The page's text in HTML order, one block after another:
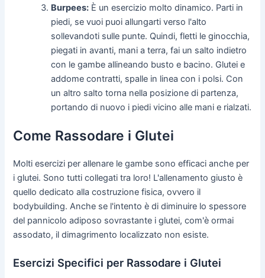
Burpees: È un esercizio molto dinamico. Parti in
piedi, se vuoi puoi allungarti verso l'alto
sollevandoti sulle punte. Quindi, fletti le ginocchia,
piegati in avanti, mani a terra, fai un salto indietro
con le gambe allineando busto e bacino. Glutei e
addome contratti, spalle in linea con i polsi. Con
un altro salto torna nella posizione di partenza,
portando di nuovo i piedi vicino alle mani e rialzati.
Come Rassodare i Glutei
Molti esercizi per allenare le gambe sono efficaci anche per
i glutei. Sono tutti collegati tra loro! L'allenamento giusto è
quello dedicato alla costruzione fisica, ovvero il
bodybuilding. Anche se l'intento è di diminuire lo spessore
del pannicolo adiposo sovrastante i glutei, com'è ormai
assodato, il dimagrimento localizzato non esiste.
Esercizi Specifici per Rassodare i Glutei